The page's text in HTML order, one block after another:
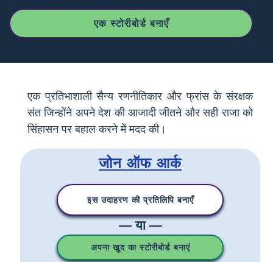
एक स्टोरीबोर्ड बनाएँ
एक प्रतिभाशाली सैन्य रणनीतिकार और फ्रांस के संरक्षक
संत जिन्होंने अपने देश की आजादी जीतने और सही राजा को
सिंहासन पर बहाल करने में मदद की।
जोन ऑफ आर्क
इस उदाहरण की प्रतिलिपि बनाएँ
— या —
अपना खुद का स्टोरीबोर्ड बनाएं